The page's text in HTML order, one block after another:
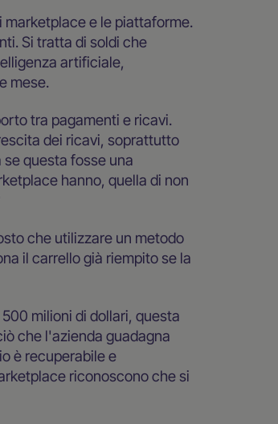
marketplace e le piattaforme.
Si tratta di soldi che
artificiale,
mese.
tra pagamenti e ricavi.
dei ricavi, soprattutto
questa fosse una
hanno, quella di non
che utilizzare un metodo
il carrello già riempito se la
milioni di dollari, questa
che l'azienda guadagna
è recuperabile e
riconoscono che si